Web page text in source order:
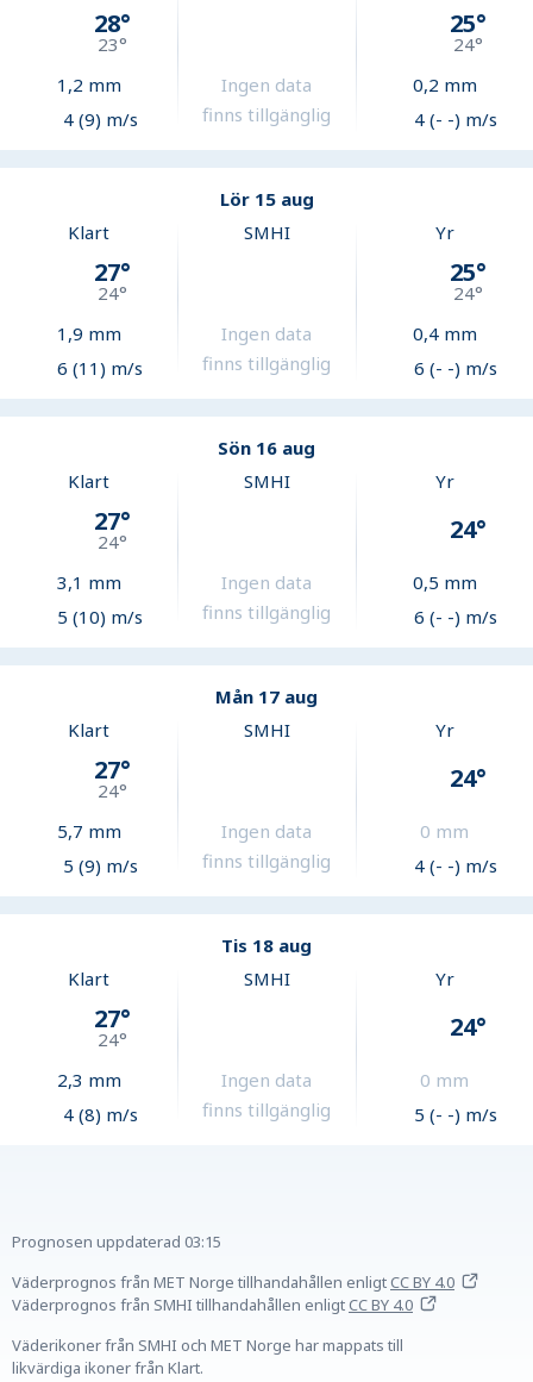
28°
23°
1,2 mm
4 (9) m/s
Ingen data
finns tillgänglig
25°
24°
0,2 mm
4 (- -) m/s
Lör 15 aug
Klart
27°
24°
1,9 mm
6 (11) m/s
SMHI
Ingen data
finns tillgänglig
Yr
25°
24°
0,4mm
6 (- -) m/s
Sön 16 aug
Klart
27°
24°
3,1 mm
5 (10) m/s
SMHI
Ingen data
finns tillgänglig
Yr
24°
0,5 mm
6 (- -) m/s
Mån 17 aug
Klart
27°
24°
5,7 mm
5 (9) m/s
SMHI
Ingen data
finns tillgänglig
Yr
24°
0 mm
4 (- -) m/s
Tis 18 aug
Klart
27°
24°
2,3 mm
4 (8) m/s
SMHI
Ingen data
finns tillgänglig
Yr
24°
0 mm
5 (- -) m/s
Prognosen uppdaterad 03:15
Väderprognos från MET Norge tillhandahållen enligtCC BY 4.0
Väderprognos från SMHI tillhandahållen enligtCC BY 4.0
Väderikoner från SMHI och MET Norge har mappats till
likvärdiga ikoner från Klart.